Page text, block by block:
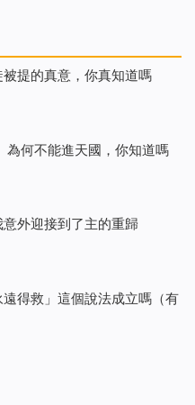
提的真意，你真知道嗎
為何不能進天國，你知道嗎
外迎接到了主的重歸
遠得救」這個說法成立嗎（有